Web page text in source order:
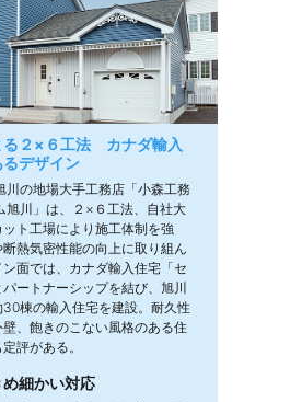
る２×６工法 カナダ輸入
るデザイン
川の地場大手工務店「小森工務
旭川」は、２×６工法、自社大
ト工場により施工体制を強
熱気密性能の向上に取り組ん
面では、カナダ輸入住宅「セ
ートナーシップを結び、旭川
棟の輸入住宅を建設。耐久性
、飽きのこない風格のある住
評がある。
細かい対応